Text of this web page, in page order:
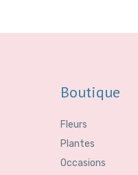
Boutique
Fleurs
Plantes
Occasions